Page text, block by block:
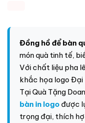
Đồng hồ để bàn
món quà tinh tế,
Với chất liệu pha
khắc họa logo Đại
TạiQuà Tặng
bàn in logo được
trọng đại, thích